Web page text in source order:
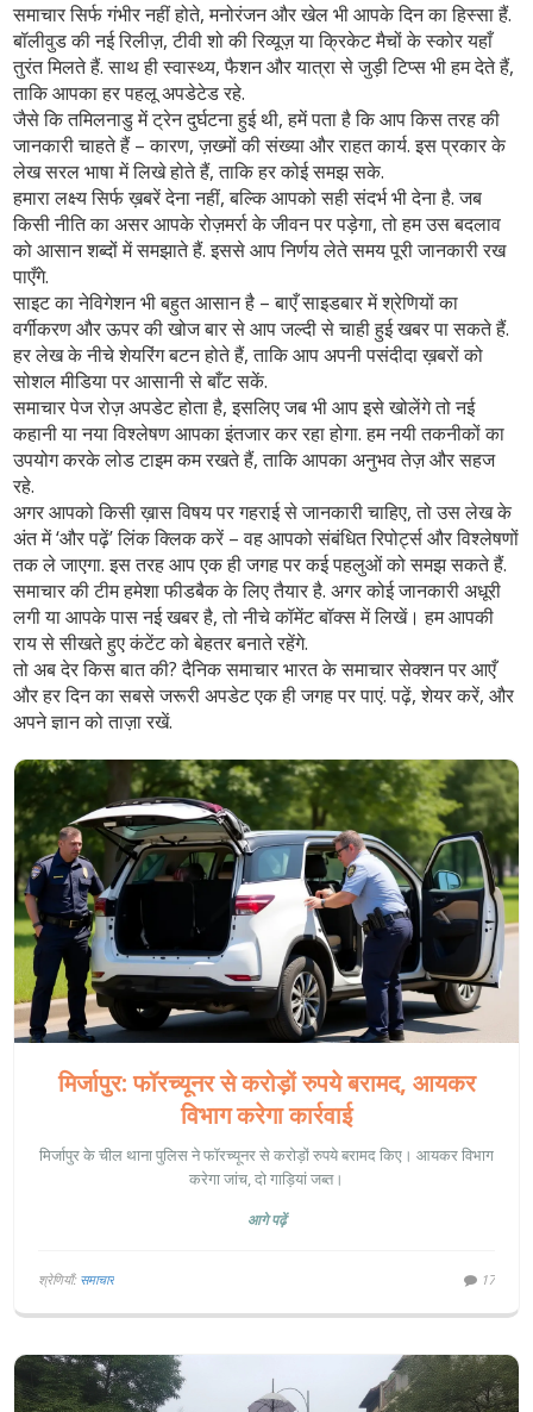
समाचार सिर्फ गंभीर नहीं होते, मनोरंजन और खेल भी आपके दिन का हिस्सा हैं.
बॉलीवुड की नई रिलीज़, टीवी शो की रिव्यूज़ या क्रिकेट मैचों के स्कोर यहाँ
तुरंत मिलते हैं. साथ ही स्वास्थ्य, फैशन और यात्रा से जुड़ी टिप्स भी हम देते हैं,
ताकि आपका हर पहलू अपडेटेड रहे.
जैसे कि तमिलनाडु में ट्रेन दुर्घटना हुई थी, हमें पता है कि आप किस तरह की
जानकारी चाहते हैं – कारण, ज़ख्मों की संख्या और राहत कार्य. इस प्रकार के
लेख सरल भाषा में लिखे होते हैं, ताकि हर कोई समझ सके.
हमारा लक्ष्य सिर्फ ख़बरें देना नहीं, बल्कि आपको सही संदर्भ भी देना है. जब
किसी नीति का असर आपके रोज़मर्रा के जीवन पर पड़ेगा, तो हम उस बदलाव
को आसान शब्दों में समझाते हैं. इससे आप निर्णय लेते समय पूरी जानकारी रख
पाएँगे.
साइट का नेविगेशन भी बहुत आसान है – बाएँ साइडबार में श्रेणियों का
वर्गीकरण और ऊपर की खोज बार से आप जल्दी से चाही हुई खबर पा सकते हैं.
हर लेख के नीचे शेयरिंग बटन होते हैं, ताकि आप अपनी पसंदीदा ख़बरों को
सोशल मीडिया पर आसानी से बाँट सकें.
समाचार पेज रोज़ अपडेट होता है, इसलिए जब भी आप इसे खोलेंगे तो नई
कहानी या नया विश्लेषण आपका इंतजार कर रहा होगा. हम नयी तकनीकों का
उपयोग करके लोड टाइम कम रखते हैं, ताकि आपका अनुभव तेज़ और सहज
रहे.
अगर आपको किसी ख़ास विषय पर गहराई से जानकारी चाहिए, तो उस लेख के
अंत में ‘और पढ़ें’ लिंक क्लिक करें – वह आपको संबंधित रिपोर्ट्स और विश्लेषणों
तक ले जाएगा. इस तरह आप एक ही जगह पर कई पहलुओं को समझ सकते हैं.
समाचार की टीम हमेशा फीडबैक के लिए तैयार है. अगर कोई जानकारी अधूरी
लगी या आपके पास नई खबर है, तो नीचे कॉमेंट बॉक्स में लिखें। हम आपकी
राय से सीखते हुए कंटेंट को बेहतर बनाते रहेंगे.
तो अब देर किस बात की? दैनिक समाचार भारत केसमाचारसेक्शन पर आएँ
और हर दिन का सबसे जरूरी अपडेट एक ही जगह पर पाएं. पढ़ें, शेयर करें, और
अपने ज्ञान को ताज़ा रखें.
मिर्जापुर: फॉरच्यूनर से करोड़ों रुपये बरामद, आयकर
विभाग करेगा कार्रवाई
मिर्जापुर के चील थाना पुलिस ने फॉरच्यूनर से करोड़ों रुपये बरामद किए। आयकर विभाग
करेगा जांच, दो गाड़ियां जब्त।
आगे पढ़ें
श्रेणियाँ: समाचार 17